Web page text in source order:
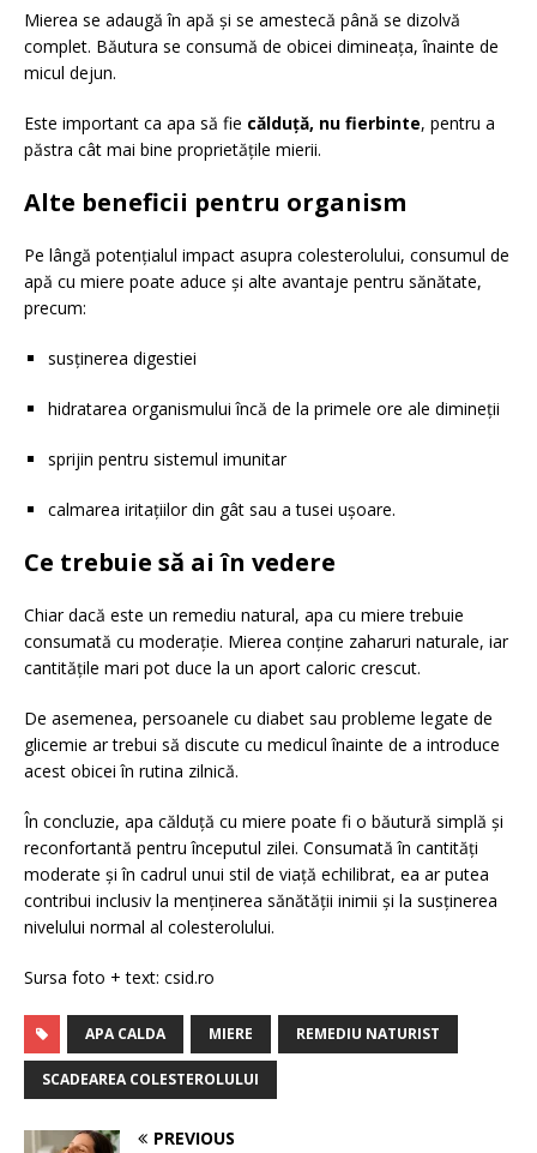
Mierea se adaugă în apă și se amestecă până se dizolvă
complet. Băutura se consumă de obicei dimineața, înainte de
micul dejun.
Este important ca apa să fie călduță, nu fierbinte, pentru a
păstra cât mai bine proprietățile mierii.
Alte beneficii pentru organism
Pe lângă potențialul impact asupra colesterolului, consumul de
apă cu miere poate aduce și alte avantaje pentru sănătate,
precum:
susținerea digestiei
hidratarea organismului încă de la primele ore ale dimineții
sprijin pentru sistemul imunitar
calmarea iritațiilor din gât sau a tusei ușoare.
Ce trebuie să ai în vedere
Chiar dacă este un remediu natural, apa cu miere trebuie
consumată cu moderație. Mierea conține zaharuri naturale, iar
cantitățile mari pot duce la un aport caloric crescut.
De asemenea, persoanele cu diabet sau probleme legate de
glicemie ar trebui să discute cu medicul înainte de a introduce
acest obicei în rutina zilnică.
În concluzie, apa călduță cu miere poate fi o băutură simplă și
reconfortantă pentru începutul zilei. Consumată în cantități
moderate și în cadrul unui stil de viață echilibrat, ea ar putea
contribui inclusiv la menținerea sănătății inimii și la susținerea
nivelului normal al colesterolului.
Sursa foto + text: csid.ro
APA CALDA MIERE REMEDIU NATURIST
SCADEAREA COLESTEROLULUI
PREVIOUS